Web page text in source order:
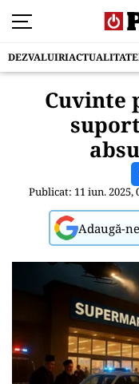
DEZVALUIRIACTUALITATE
Cuvinte
Publicat: 11 iun. 2025,
Adaugă-